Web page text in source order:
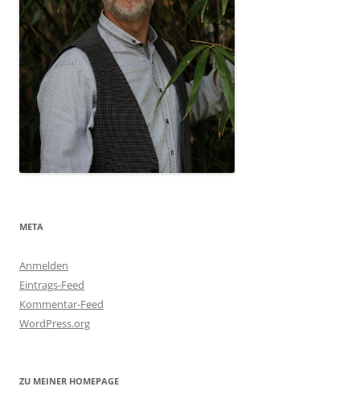
META
Anmelden
Eintrags-Feed
Kommentar-Feed
WordPress.org
ZU MEINER HOMEPAGE